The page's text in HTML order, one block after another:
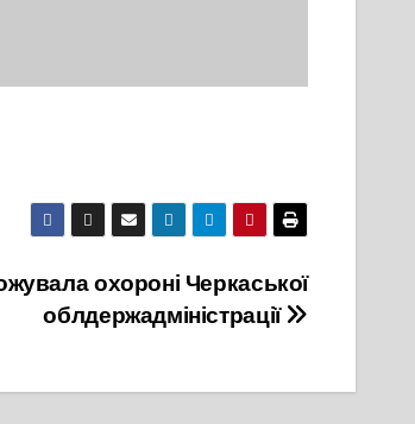
охороні Черкаської
облдержадміністрації